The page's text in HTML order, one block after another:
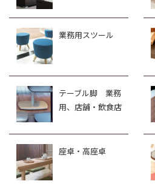
業務用スツール
テーブル脚 業務
用、店舗・飲食店
座卓・高座卓